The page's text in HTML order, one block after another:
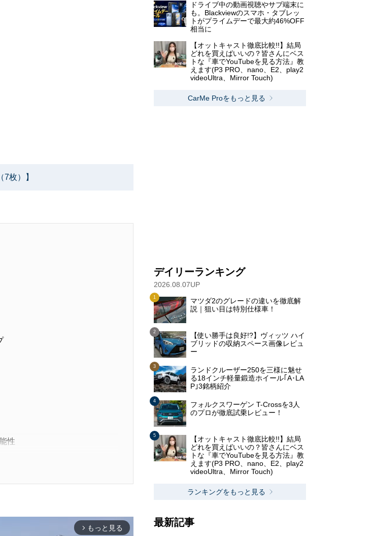
枚）】
性
arrow_forward_ios もっと見る
ドライブ中の動画視聴やサブ端末に
も。Blackviewのスマホ・タブレッ
トがプライムデーで最大約46%OFF
相当に
【オットキャスト徹底比較!!】結局
どれを買えばいいの？皆さんにベス
トな『車でYouTubeを見る方法』教
えます(P3 PRO、nano、E2、play2
videoUltra、Mirror Touch)
CarMe Proをもっと見る
デイリーランキング
2026.08.07UP
マツダ2のグレードの違いを徹底解
説｜狙い目は特別仕様車！
【使い勝手は良好!?】ヴィッツ ハイ
ブリッドの収納スペース画像レビュ
ー
ランドクルーザー250を三様に魅せ
る18インチ軽量鍛造ホイール｢A･LA
P｣3銘柄紹介
フォルクスワーゲン T-Crossを3人
のプロが徹底試乗レビュー！
【オットキャスト徹底比較!!】結局
どれを買えばいいの？皆さんにベス
トな『車でYouTubeを見る方法』教
えます(P3 PRO、nano、E2、play2
videoUltra、Mirror Touch)
ランキングをもっと見る
最新記事